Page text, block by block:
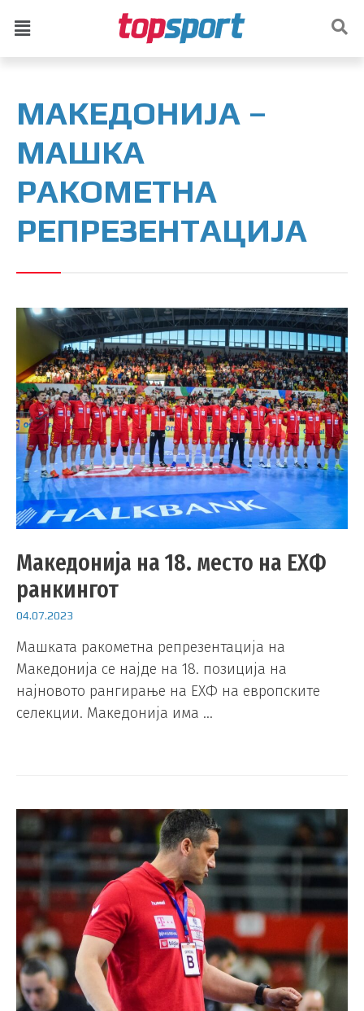
МАКЕДОНИЈА –
МАШКА
РАКОМЕТНА
РЕПРЕЗЕНТАЦИЈА
Македонија на 18. место на ЕХФ
ранкингот
04.07.2023
Машката ракометна репрезентација на
Македонија се најде на 18. позиција на
најновото рангирање на ЕХФ на европските
селекции. Македонија има …